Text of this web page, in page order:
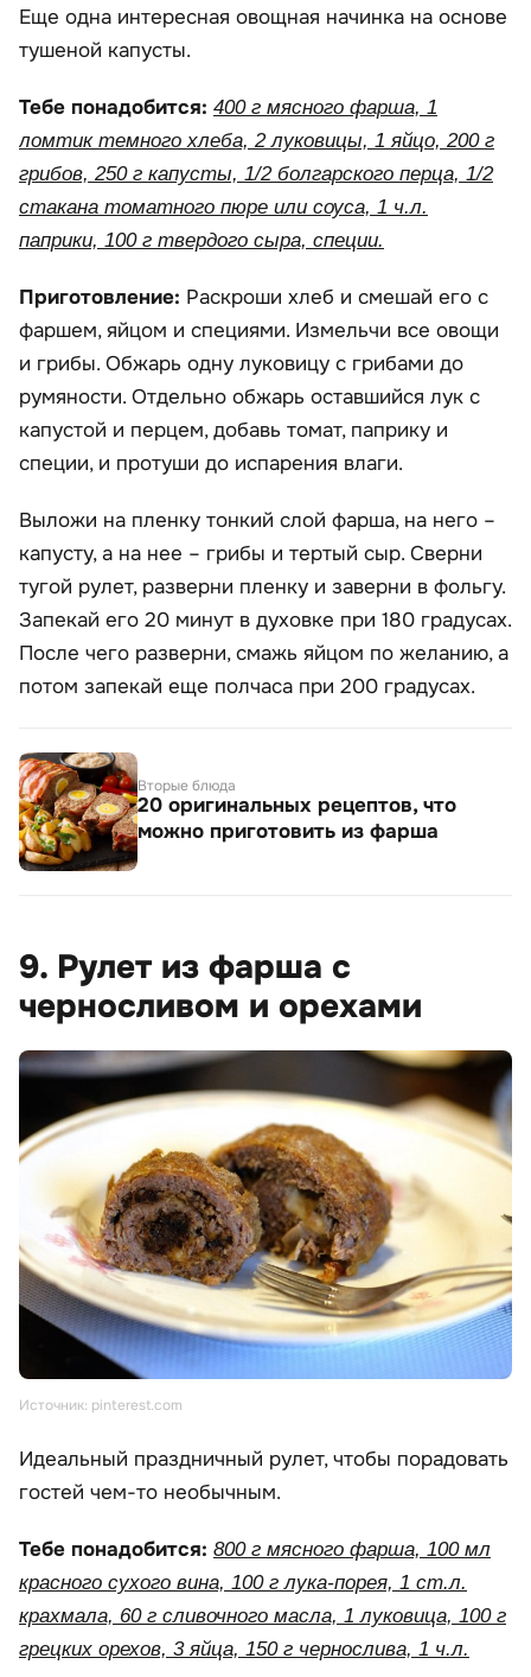
Еще одна интересная овощная начинка на основе
тушеной капусты.
Тебе понадобится: 400 г мясного фарша, 1
ломтик темного хлеба, 2 луковицы, 1 яйцо, 200 г
грибов, 250 г капусты, 1/2 болгарского перца, 1/2
стакана томатного пюре или соуса, 1 ч.л.
паприки, 100 г твердого сыра, специи.
Приготовление: Раскроши хлеб и смешай его с
фаршем, яйцом и специями. Измельчи все овощи
и грибы. Обжарь одну луковицу с грибами до
румяности. Отдельно обжарь оставшийся лук с
капустой и перцем, добавь томат, паприку и
специи, и протуши до испарения влаги.
Выложи на пленку тонкий слой фарша, на него –
капусту, а на нее – грибы и тертый сыр. Сверни
тугой рулет, разверни пленку и заверни в фольгу.
Запекай его 20 минут в духовке при 180 градусах.
После чего разверни, смажь яйцом по желанию, а
потом запекай еще полчаса при 200 градусах.
Вторые блюда
20 оригинальных рецептов, что
можно приготовить из фарша
9. Рулет из фарша с
черносливом и орехами
Источник: pinterest.com
Идеальный праздничный рулет, чтобы порадовать
гостей чем-то необычным.
Тебе понадобится: 800 г мясного фарша, 100 мл
красного сухого вина, 100 г лука-порея, 1 ст.л.
крахмала, 60 г сливочного масла, 1 луковица, 100 г
грецких орехов, 3 яйца, 150 г чернослива, 1 ч.л.